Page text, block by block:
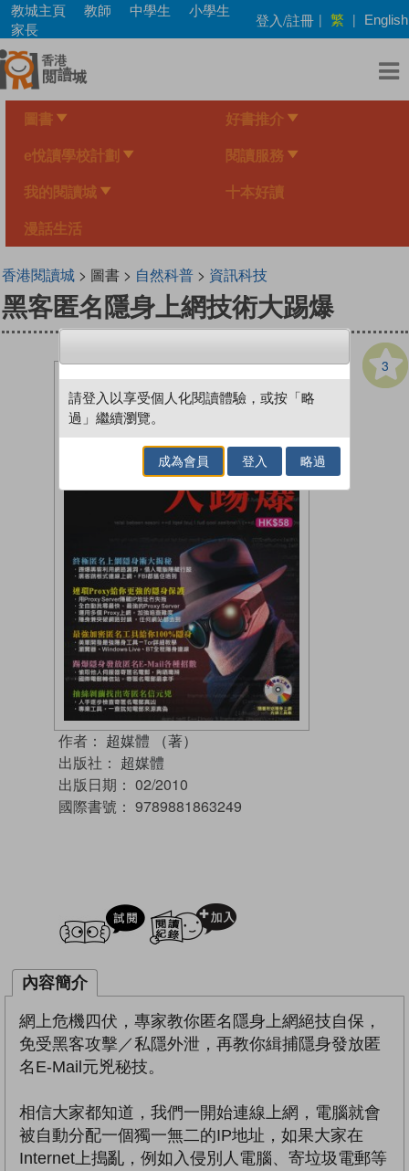
Skip
main
content
教城主頁 教師 中學生
小學生
家長
登入/註冊 | 繁 | English
圖書 好書推介
e悅讀學校計劃 閱讀服務
我的閱讀城 十本好讀
漫話生活
香港閱讀城> 圖書 > 自然科普> 資訊科技
黑客匿名隱身上網技術大踢爆
3
作者： 超媒體 （著）
出版社： 超媒體
出版日期： 02/2010
國際書號： 9789881863249
試閲
內容簡介
網上危機四伏，專家教你匿名隱身上網絕技自保，
免受黑客攻擊／私隱外泄，再教你緝捕隱身發放匿
名E-Mail元兇秘技。
相信大家都知道，我們一開始連線上網，電腦就會
被自動分配一個獨一無二的IP地址，如果大家在
Internet上搗亂，例如入侵別人電腦、寄垃圾電郵等
請登入以享受個人化閱讀體驗，或按「略
過」繼續瀏覽。
成為會員 登入 略過